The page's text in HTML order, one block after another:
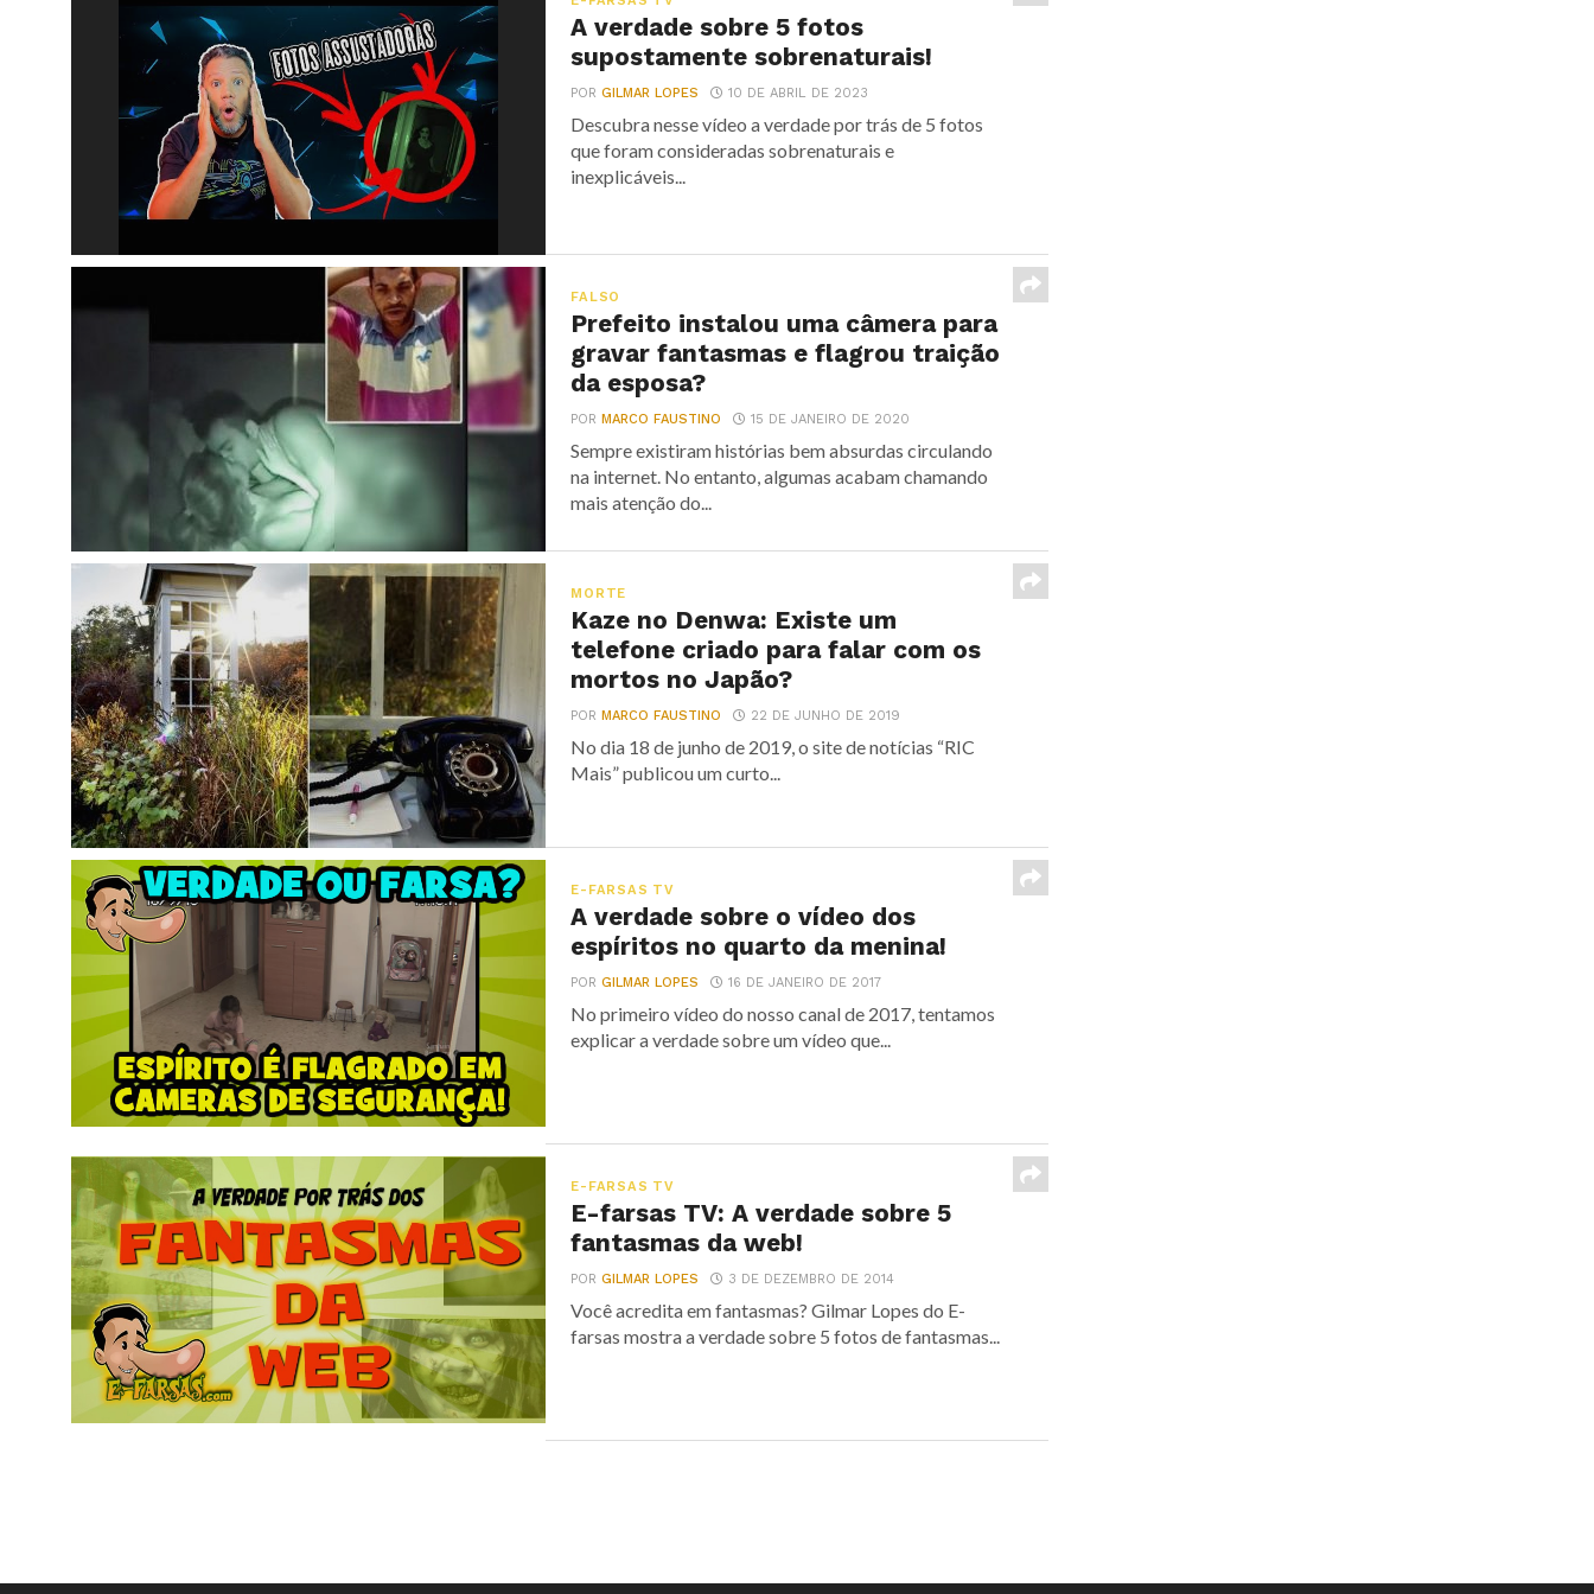
A verdade sobre 5 fotos
supostamente sobrenaturais!
PORGILMAR LOPES 10 DE ABRIL DE 2023
Descubra nesse vídeo a verdade por trás de 5 fotos
que foram consideradas sobrenaturais e
inexplicáveis...
FALSO
Prefeito instalou uma câmera para
gravar fantasmas e flagrou traição
da esposa?
PORMARCO FAUSTINO 15 DE JANEIRO DE 2020
Sempre existiram histórias bem absurdas circulando
na internet. No entanto, algumas acabam chamando
mais atenção do...
MORTE
Kaze no Denwa: Existe um
telefone criado para falar com os
mortos no Japão?
PORMARCO FAUSTINO 22 DE JUNHO DE 2019
No dia 18 de junho de 2019, o site de notícias “RIC
Mais” publicou um curto...
E-FARSAS TV
A verdade sobre o vídeo dos
espíritos no quarto da menina!
PORGILMAR LOPES 16 DE JANEIRO DE 2017
No primeiro vídeo do nosso canal de 2017, tentamos
explicar a verdade sobre um vídeo que...
E-FARSAS TV
E-farsas TV: A verdade sobre 5
fantasmas da web!
PORGILMAR LOPES 3 DE DEZEMBRO DE 2014
Você acredita em fantasmas? Gilmar Lopes do E-
farsas mostra a verdade sobre 5 fotos de fantasmas...